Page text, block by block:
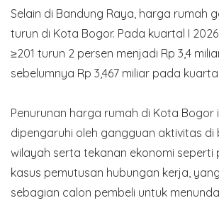
Selain di Bandung Raya, harga rumah
turun di Kota Bogor. Pada kuartal I
≥201 turun 2 persen menjadi Rp 3,4
sebelumnya Rp 3,467 miliar pada
Penurunan harga rumah di Kota Bogor
dipengaruhi oleh gangguan aktivitas di
wilayah serta tekanan ekonomi seperti
kasus pemutusan hubungan kerja,
sebagian calon pembeli untuk